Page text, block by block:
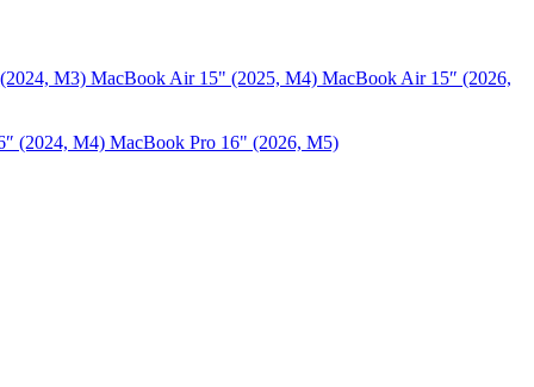
M3) MacBook Air 15" (2025, M4) MacBook Air 15″ (2026,
(2024, M4) MacBook Pro 16" (2026, M5)